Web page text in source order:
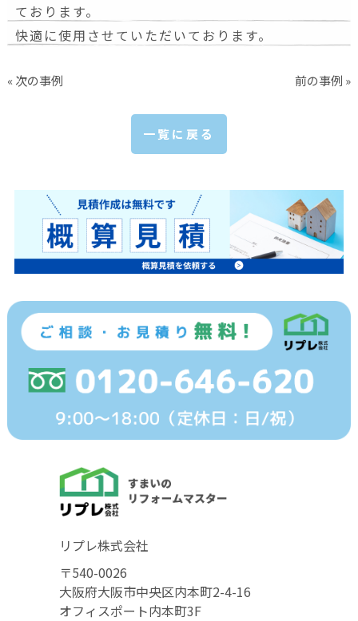
ております。
快適に使用させていただいております。
« 次の事例 前の事例 »
一覧に戻る
リプレ株式会社
〒540-0026
大阪府大阪市中央区内本町2-4-16
オフィスポート内本町3F